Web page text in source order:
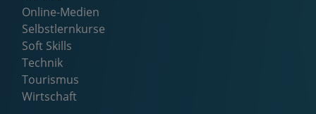
Online-Medien
Selbstlernkurse
Soft Skills
Technik
Tourismus
Wirtschaft